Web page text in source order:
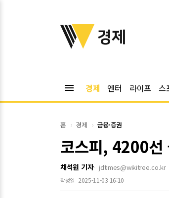
위키트리
경제
menu 경제 엔터 라이프 스
홈 경제 금융·증권
코스피, 4200선
채석원 기자 jdtimes@wikitree.co.kr
작성일 2025-11-03 16:10